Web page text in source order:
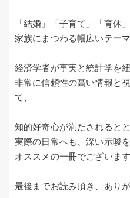
「結婚」「子育て」「育休
家族にまつわる幅広いテーマ
経済学者が事実と統計学を紐
非常に信頼性の高い情報と
て、
知的好奇心が満たされるとと
実際の日常へも、深い示唆
オススメの一冊でございます
最後までお読み頂き、あり